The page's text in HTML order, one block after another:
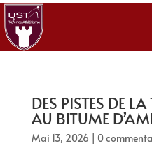
DES PISTES DE LA
AU BITUME
Mai 13, 2026 | 0